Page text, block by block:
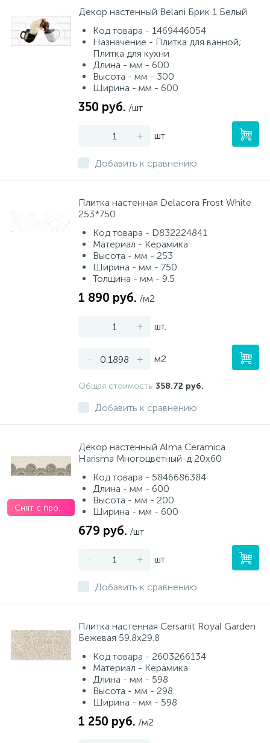
Декор настенный Belani Брик 1 Белый
Код товара - 1469446054
Назначение - Плитка для ванной;
Плитка для кухни
Длина - мм - 600
Высота - мм - 300
Ширина - мм - 600
350 руб. /шт
- + шт
Добавить к сравнению
Плитка настенная Delacora Frost White
253*750
Код товара - D832224841
Материал - Керамика
Высота - мм - 253
Ширина - мм - 750
Толщина - мм - 9.5
1 890 руб. /м2
- + шт.
- + м2
Общая стоимость 358.72 руб.
Добавить к сравнению
Снят с производства
Декор настенный Alma Ceramica
Harisma Многоцветный-д 20х60
Код товара - 5846686384
Длина - мм - 600
Высота - мм - 200
Ширина - мм - 600
679 руб. /шт
- + шт
Добавить к сравнению
Плитка настенная Cersanit Royal Garden
Бежевая 59.8x29.8
Код товара - 2603266134
Материал - Керамика
Длина - мм - 598
Высота - мм - 298
Ширина - мм - 598
1 250 руб. /м2